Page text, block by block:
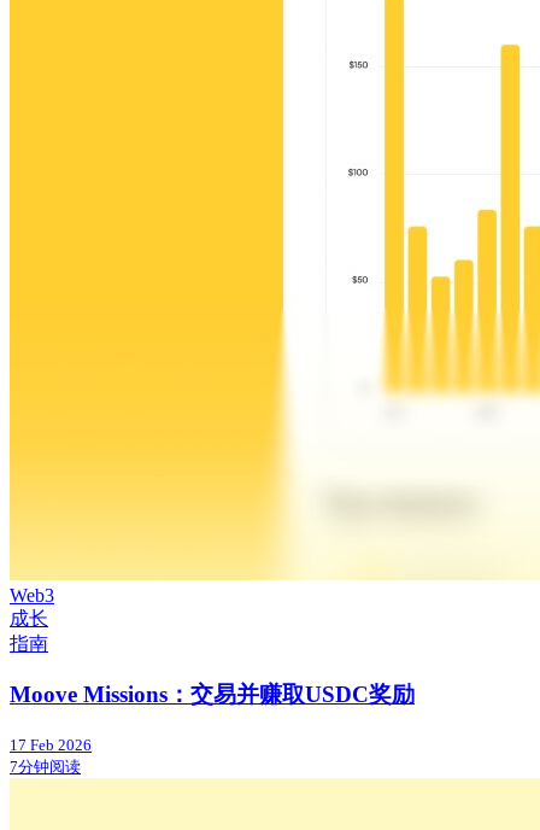
Web3
成长
指南
Moove Missions：交易并赚取USDC奖励
17 Feb 2026
7分钟阅读